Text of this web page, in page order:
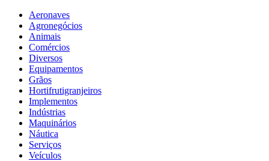
Aeronaves
Agronegócios
Animais
Comércios
Diversos
Equipamentos
Grãos
Hortifrutigranjeiros
Implementos
Indústrias
Maquinários
Náutica
Serviços
Veículos